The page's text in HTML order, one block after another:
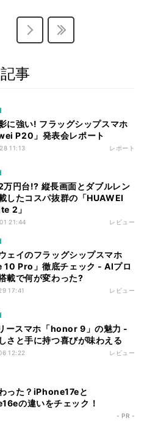
事
に強い! フラッグシップスマホ
P20」発表会レポート
11:13 レポート
万円台!? 縦長画面とダブルレン
したコスパ抜群の「HUAWEI
2」
21:44 レビュー
ェイのフラッグシップスマホ
10 Pro」徹底チェック - AIプロ
載で何が変わった?
17:41 レビュー
ースマホ「honor 9」の魅力 -
さと手に持つ喜びが味わえる
12:22 レビュー
った？iPhone17eと
の違いをチェック！
- PR -